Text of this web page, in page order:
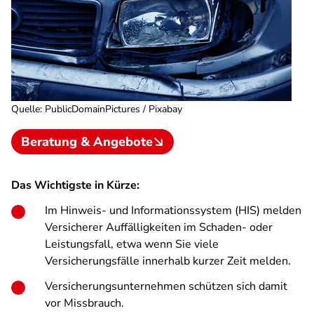
Quelle: PublicDomainPictures / Pixabay
Beratung & Angebote
Das Wichtigste in Kürze:
Im Hinweis- und Informationssystem (HIS) melden
Versicherer Auffälligkeiten im Schaden- oder
Leistungsfall, etwa wenn Sie viele
Versicherungsfälle innerhalb kurzer Zeit melden.
Versicherungsunternehmen schützen sich damit
vor Missbrauch.